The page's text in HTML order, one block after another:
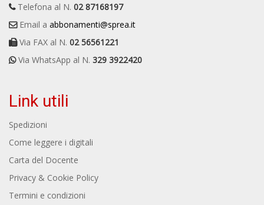
Telefona al N. 02 87168197
Email a abbonamenti@sprea.it
Via FAX al N. 02 56561221
Via WhatsApp al N. 329 3922420
Link utili
Spedizioni
Come leggere i digitali
Carta del Docente
Privacy & Cookie Policy
Termini e condizioni